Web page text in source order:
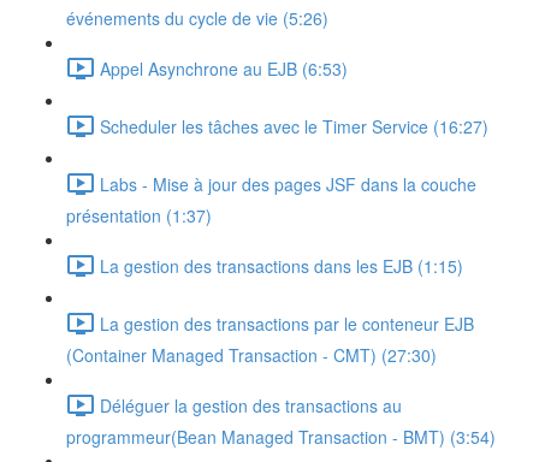
événements du cycle de vie (5:26)
Appel Asynchrone au EJB (6:53)
Scheduler les tâches avec le Timer Service (16:27)
Labs - Mise à jour des pages JSF dans la couche
présentation (1:37)
La gestion des transactions dans les EJB (1:15)
La gestion des transactions par le conteneur EJB
(Container Managed Transaction - CMT) (27:30)
Déléguer la gestion des transactions au
programmeur(Bean Managed Transaction - BMT) (3:54)